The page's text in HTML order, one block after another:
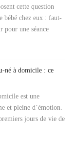
cette question
bébé chez eux : faut-
pour une séance
né à domicile : ce
est une
et pleine d’émotion.
jours de vie de